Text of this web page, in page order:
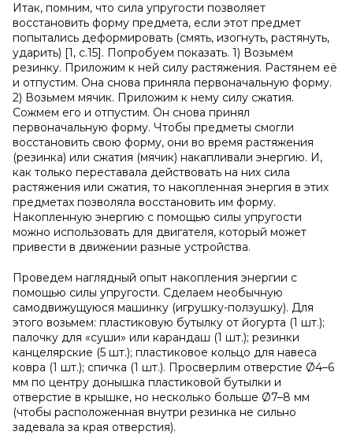
Итак, помним, что сила упругости позволяет
восстановить форму предмета, если этот предмет
попытались деформировать (смять, изогнуть, растянуть,
ударить) [1, с.15]. Попробуем показать. 1) Возьмем
резинку. Приложим к ней силу растяжения. Растянем её
и отпустим. Она снова приняла первоначальную форму.
2) Возьмем мячик. Приложим к нему силу сжатия.
Сожмем его и отпустим. Он снова принял
первоначальную форму. Чтобы предметы смогли
восстановить свою форму, они во время растяжения
(резинка) или сжатия (мячик) накапливали энергию. И,
как только переставала действовать на них сила
растяжения или сжатия, то накопленная энергия в этих
предметах позволяла восстановить им форму.
Накопленную энергию с помощью силы упругости
можно использовать для двигателя, который может
привести в движении разные устройства.
Проведем наглядный опыт накопления энергии с
помощью силы упругости. Сделаем необычную
самодвижущуюся машинку (игрушку-ползушку). Для
этого возьмем: пластиковую бутылку от йогурта (1 шт.);
палочку для «суши» или карандаш (1 шт.); резинки
канцелярские (5 шт.); пластиковое кольцо для навеса
ковра (1 шт.); спичка (1 шт.). Просверлим отверстие Ø4–6
мм по центру донышка пластиковой бутылки и
отверстие в крышке, но несколько больше Ø7–8 мм
(чтобы расположенная внутри резинка не сильно
задевала за края отверстия).